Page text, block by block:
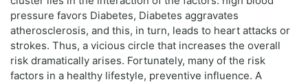
pressure favors Diabetes, Diabetes aggravates
atherosclerosis, and this, in turn, leads to heart attacks or
strokes. Thus, a vicious circle that increases the overall
risk dramatically arises. Fortunately, many of the risk
factors in a healthy lifestyle, preventive influence. A